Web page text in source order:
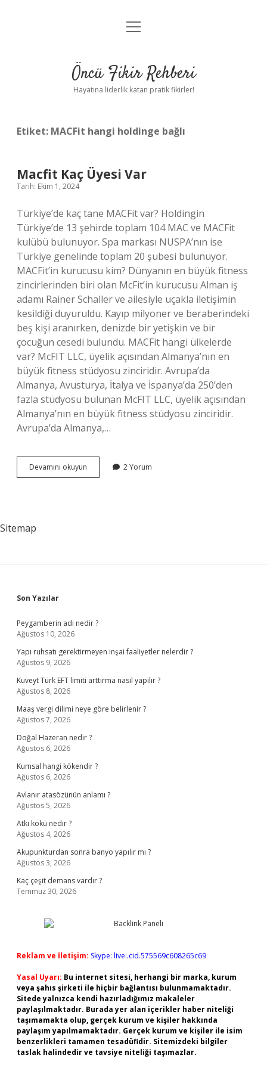
Anasayfa
Yasal Uyarı
menüyü
Öncü Fikir Rehberi
Hayatına liderlik katan pratik fikirler!
Etiket: MACFit hangi holdinge bağlı
Macfit Kaç Üyesi Var
Tarih: Ekim 1, 2024
Türkiye’de kaç tane MACFit var? Holdingin
Türkiye’de 13 şehirde toplam 104 MAC ve MACFit
kulübü bulunuyor. Spa markası NUSPA’nın ise
Türkiye genelinde toplam 20 şubesi bulunuyor.
MACFit’in kurucusu kim? Dünyanın en büyük fitness
zincirlerinden biri olan McFit’in kurucusu Alman iş
adamı Rainer Schaller ve ailesiyle uçakla iletişimin
kesildiği duyuruldu. Kayıp milyoner ve beraberindeki
beş kişi aranırken, denizde bir yetişkin ve bir
çocuğun cesedi bulundu. MACFit hangi ülkelerde
var? McFIT LLC, üyelik açısından Almanya’nın en
büyük fitness stüdyosu zinciridir. Avrupa’da
Almanya, Avusturya, İtalya ve İspanya’da 250’den
fazla stüdyosu bulunan McFIT LLC, üyelik açısından
Almanya’nın en büyük fitness stüdyosu zinciridir.
Avrupa’da Almanya,…
Devamını okuyun
Kaç
2 Yorum
Sitemap
Sidebar
Son Yazılar
Peygamberin adı nedir ?
Ağustos 10, 2026
Yapı ruhsatı gerektirmeyen inşai faaliyetler nelerdir ?
Ağustos 9, 2026
Kuveyt Türk EFT limiti arttırma nasıl yapılır ?
Ağustos 8, 2026
Maaş vergi dilimi neye göre belirlenir ?
Ağustos 7, 2026
Doğal Hazeran nedir ?
Ağustos 6, 2026
Kumsal hangi kökendir ?
Ağustos 6, 2026
Avlanır atasözünün anlamı ?
Ağustos 5, 2026
Atkı kökü nedir ?
Ağustos 4, 2026
Akupunkturdan sonra banyo yapılır mı ?
Ağustos 3, 2026
Kaç çeşit demans vardır ?
Temmuz 30, 2026
Reklam ve İletişim: Skype: live:.cid.575569c608265c69
Yasal Uyarı: Bu internet sitesi, herhangi bir marka, kurum
veya şahıs şirketi ile hiçbir bağlantısı bulunmamaktadır.
Sitede yalnızca kendi hazırladığımız makaleler
paylaşılmaktadır. Burada yer alan içerikler haber niteliği
taşımamakta olup, gerçek kurum ve kişiler hakkında
paylaşım yapılmamaktadır. Gerçek kurum ve kişiler ile isim
benzerlikleri tamamen tesadüfidir. Sitemizdeki bilgiler
taslak halindedir ve tavsiye niteliği taşımazlar.